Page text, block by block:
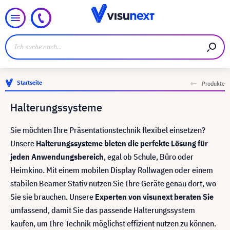
Startseite Produkte
Halterungssysteme
Sie möchten Ihre Präsentationstechnik flexibel einsetzen?
Unsere Halterungssysteme bieten die perfekte Lösung für
jeden Anwendungsbereich, egal ob Schule, Büro oder
Heimkino. Mit einem mobilen Display Rollwagen oder einem
stabilen Beamer Stativ nutzen Sie Ihre Geräte genau dort, wo
Sie sie brauchen. Unsere Experten von visunext beraten Sie
umfassend, damit Sie das passende Halterungssystem
kaufen, um Ihre Technik möglichst effizient nutzen zu können.